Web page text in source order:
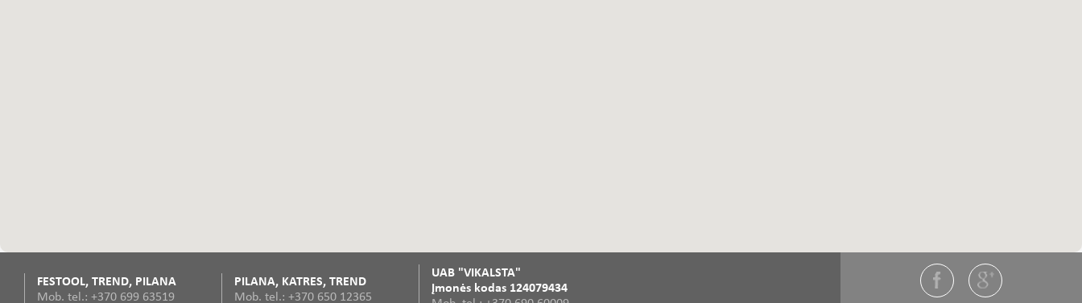
FESTOOL, TREND, PILANA
Mob. tel.: +370 699 63519
PILANA, KATRES, TREND
Mob. tel.: +370 650 12365
UAB "VIKALSTA"
Įmonės kodas 124079434